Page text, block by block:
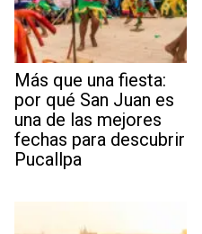
Más que una fiesta:
por qué San Juan es
una de las mejores
fechas para descubrir
Pucallpa